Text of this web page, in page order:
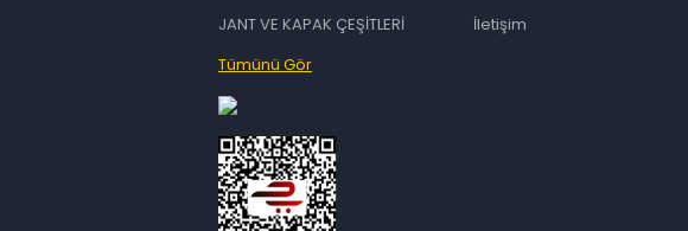
JANT VE KAPAK ÇEŞİTLERİ
Tümünü Gör
İletişim